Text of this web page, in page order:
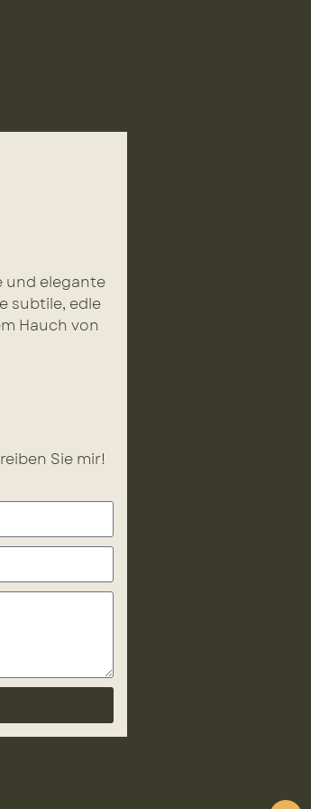
und elegante
subtile, edle
Hauch von
Sie mir!